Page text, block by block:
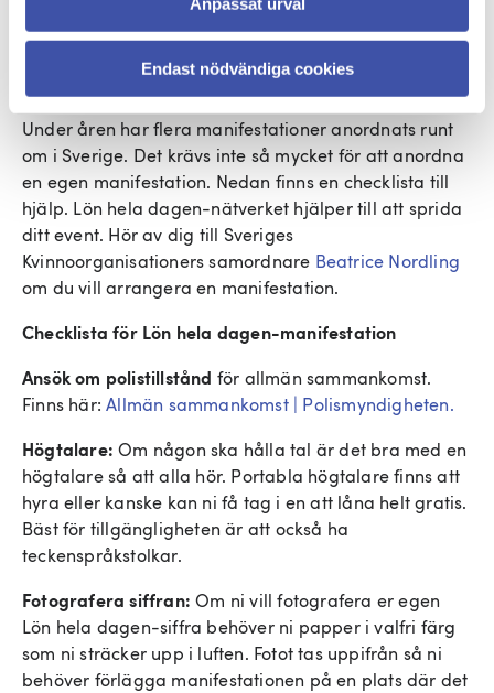
Endast nödvändiga cookies
Anordna en manifestation
Under åren har flera manifestationer anordnats runt
om i Sverige. Det krävs inte så mycket för att anordna
en egen manifestation. Nedan finns en checklista till
hjälp. Lön hela dagen-nätverket hjälper till att sprida
ditt event. Hör av dig till Sveriges
Kvinnoorganisationers samordnare Beatrice Nordling
om du vill arrangera en manifestation.
Checklista för Lön hela dagen-manifestation
Ansök om polistillstånd för allmän sammankomst.
Finns här:Allmän sammankomst | Polismyndigheten.
Högtalare: Om någon ska hålla tal är det bra med en
högtalare så att alla hör. Portabla högtalare finns att
hyra eller kanske kan ni få tag i en att låna helt gratis.
Bäst för tillgängligheten är att också ha
teckenspråkstolkar.
Fotografera siffran: Om ni vill fotografera er egen
Lön hela dagen-siffra behöver ni papper i valfri färg
som ni sträcker upp i luften. Fotot tas uppifrån så ni
behöver förlägga manifestationen på en plats där det